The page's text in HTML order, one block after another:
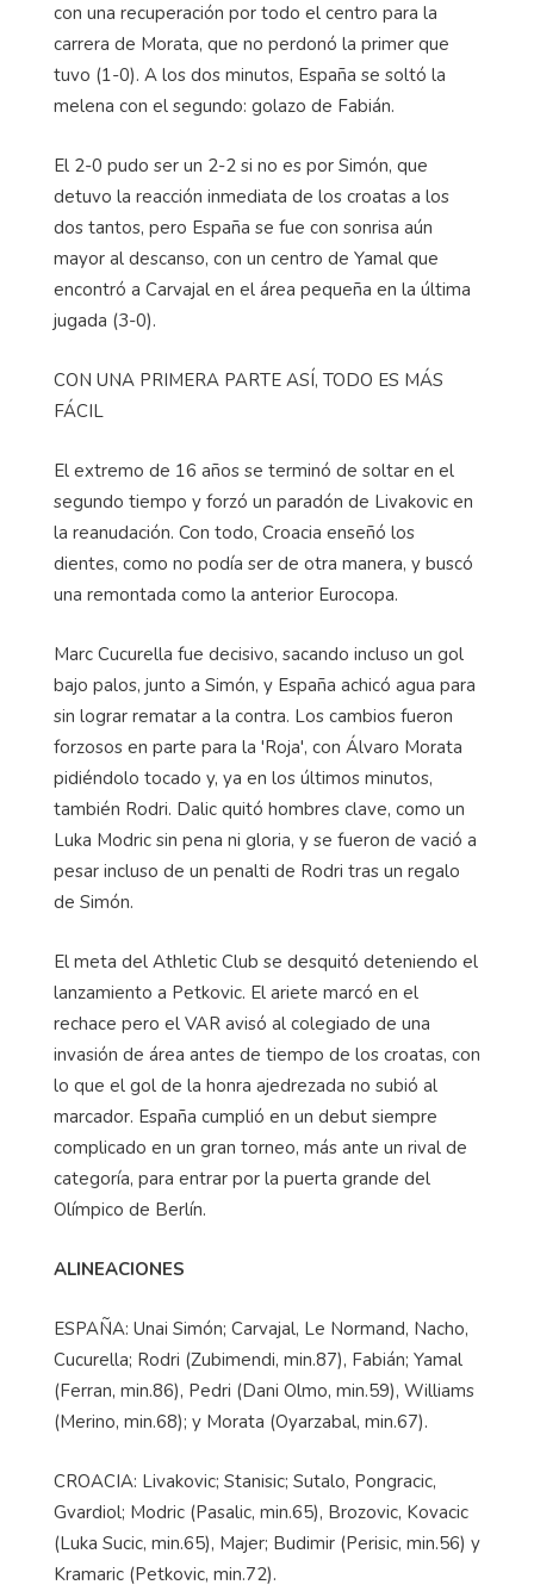
con una recuperación por todo el centro para la
carrera de Morata, que no perdonó la primer que
tuvo (1-0). A los dos minutos, España se soltó la
melena con el segundo: golazo de Fabián.
El 2-0 pudo ser un 2-2 si no es por Simón, que
detuvo la reacción inmediata de los croatas a los
dos tantos, pero España se fue con sonrisa aún
mayor al descanso, con un centro de Yamal que
encontró a Carvajal en el área pequeña en la última
jugada (3-0).
CON UNA PRIMERA PARTE ASÍ, TODO ES MÁS
FÁCIL
El extremo de 16 años se terminó de soltar en el
segundo tiempo y forzó un paradón de Livakovic en
la reanudación. Con todo, Croacia enseñó los
dientes, como no podía ser de otra manera, y buscó
una remontada como la anterior Eurocopa.
Marc Cucurella fue decisivo, sacando incluso un gol
bajo palos, junto a Simón, y España achicó agua para
sin lograr rematar a la contra. Los cambios fueron
forzosos en parte para la 'Roja', con Álvaro Morata
pidiéndolo tocado y, ya en los últimos minutos,
también Rodri. Dalic quitó hombres clave, como un
Luka Modric sin pena ni gloria, y se fueron de vació a
pesar incluso de un penalti de Rodri tras un regalo
de Simón.
El meta del Athletic Club se desquitó deteniendo el
lanzamiento a Petkovic. El ariete marcó en el
rechace pero el VAR avisó al colegiado de una
invasión de área antes de tiempo de los croatas, con
lo que el gol de la honra ajedrezada no subió al
marcador. España cumplió en un debut siempre
complicado en un gran torneo, más ante un rival de
categoría, para entrar por la puerta grande del
Olímpico de Berlín.
ALINEACIONES
ESPAÑA: Unai Simón; Carvajal, Le Normand, Nacho,
Cucurella; Rodri (Zubimendi, min.87), Fabián; Yamal
(Ferran, min.86), Pedri (Dani Olmo, min.59), Williams
(Merino, min.68); y Morata (Oyarzabal, min.67).
CROACIA: Livakovic; Stanisic; Sutalo, Pongracic,
Gvardiol; Modric (Pasalic, min.65), Brozovic, Kovacic
(Luka Sucic, min.65), Majer; Budimir (Perisic, min.56) y
Kramaric (Petkovic, min.72).